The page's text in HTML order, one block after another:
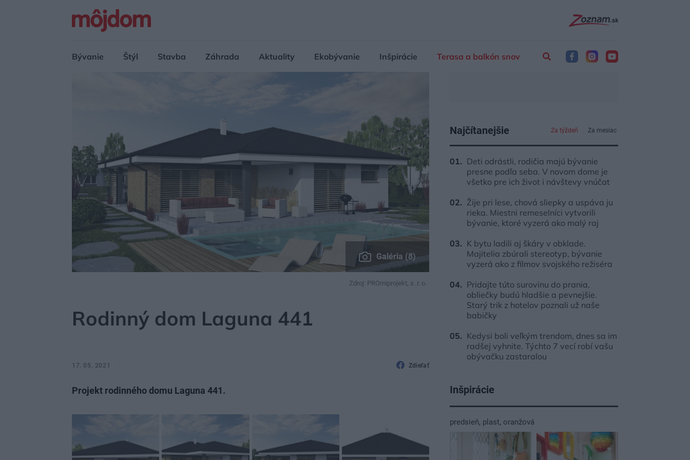
Bývanie Štýl Stavba Záhrada Aktuality Ekobývanie Inšpirácie Terasa a balkón snov
Galéria (8)
Zdroj: PROmiprojekt, s. r. o.
Rodinný dom Laguna 441
17. 05. 2021 Zdieľať
Projekt rodinného domu Laguna 441.
Najčítanejšie Za týždeň Za mesiac
Deti odrástli, rodičia majú bývanie
presne podľa seba. V novom dome je
všetko pre ich život i návštevy vnúčat
Žije pri lese, chová sliepky a uspáva ju
rieka. Miestni remeselníci vytvorili
bývanie, ktoré vyzerá ako malý raj
K bytu ladili aj škáry v obklade.
Majitelia zbúrali stereotyp, bývanie
vyzerá ako z filmov svojského režiséra
Pridajte túto surovinu do prania,
obliečky budú hladšie a pevnejšie.
Starý trik z hotelov poznali už naše
babičky
Kedysi boli veľkým trendom, dnes sa im
radšej vyhnite. Týchto 7 vecí robí vašu
obývačku zastaralou
Inšpirácie
predsieň, plast, oranžová